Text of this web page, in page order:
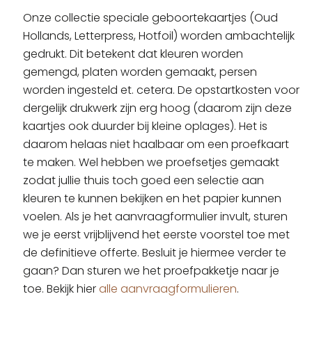
Onze collectie speciale geboortekaartjes (Oud
Hollands, Letterpress, Hotfoil) worden ambachtelijk
gedrukt. Dit betekent dat kleuren worden
gemengd, platen worden gemaakt, persen
worden ingesteld et. cetera. De opstartkosten voor
dergelijk drukwerk zijn erg hoog (daarom zijn deze
kaartjes ook duurder bij kleine oplages). Het is
daarom helaas niet haalbaar om een proefkaart
te maken. Wel hebben we proefsetjes gemaakt
zodat jullie thuis toch goed een selectie aan
kleuren te kunnen bekijken en het papier kunnen
voelen. Als je het aanvraagformulier invult, sturen
we je eerst vrijblijvend het eerste voorstel toe met
de definitieve offerte. Besluit je hiermee verder te
gaan? Dan sturen we het proefpakketje naar je
toe. Bekijk hieralle aanvraagformulieren.